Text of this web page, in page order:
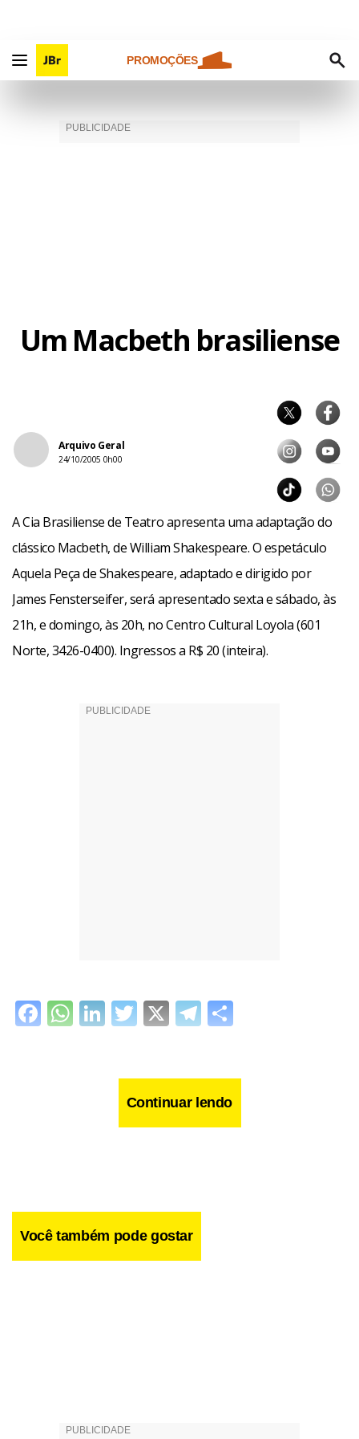
PROMOÇÕES
Um Macbeth brasiliense
Arquivo Geral
24/10/2005 0h00
A Cia Brasiliense de Teatro apresenta uma adaptação do
clássico Macbeth, de William Shakespeare. O espetáculo
Aquela Peça de Shakespeare, adaptado e dirigido por
James Fensterseifer, será apresentado sexta e sábado, às
21h, e domingo, às 20h, no Centro Cultural Loyola (601
Norte, 3426-0400). Ingressos a R$ 20 (inteira).
Facebook
WhatsApp
LinkedIn
Twitter
X Telegram
Continuar lendo
Você também pode gostar